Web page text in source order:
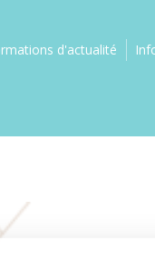
d'actualité